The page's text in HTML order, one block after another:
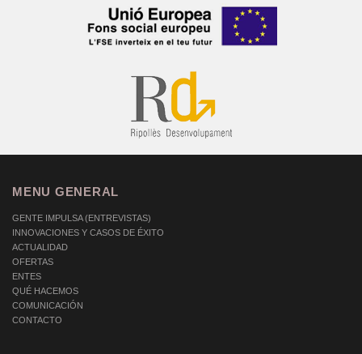
MENU GENERAL
GENTE IMPULSA (ENTREVISTAS)
INNOVACIONES Y CASOS DE ÉXITO
ACTUALIDAD
OFERTAS
ENTES
QUÉ HACEMOS
COMUNICACIÓN
CONTACTO